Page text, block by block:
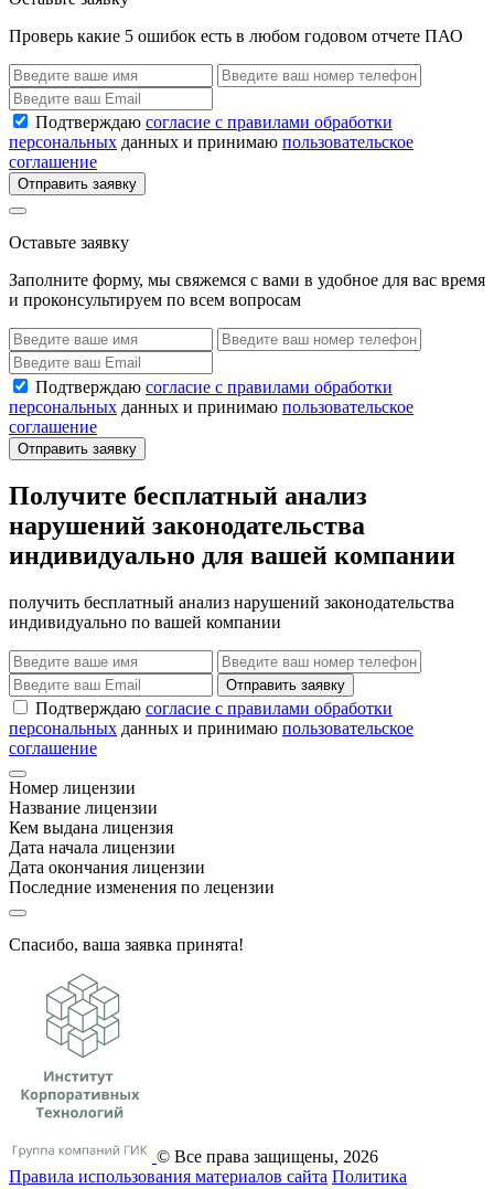
Проверь какие 5 ошибок есть в любом годовом отчете ПАО
Подтверждаю согласие с правилами обработки
персональных данных и принимаю пользовательское
соглашение
Отправить заявку
Оставьте заявку
Заполните форму, мы свяжемся с вами в удобное для вас время
и проконсультируем по всем вопросам
Подтверждаю согласие с правилами обработки
персональных данных и принимаю пользовательское
соглашение
Отправить заявку
Получите бесплатный анализ
нарушений законодательства
индивидуально для вашей компании
получить бесплатный анализ нарушений законодательства
индивидуально по вашей компании
Отправить заявку
Подтверждаю согласие с правилами обработки
персональных данных и принимаю пользовательское
соглашение
Номер лицензии
Название лицензии
Кем выдана лицензия
Дата начала лицензии
Дата окончания лицензии
Последние изменения по лецензии
Спасибо, ваша заявка принята!
© Все права защищены, 2026
Правила использования материалов сайта Политика